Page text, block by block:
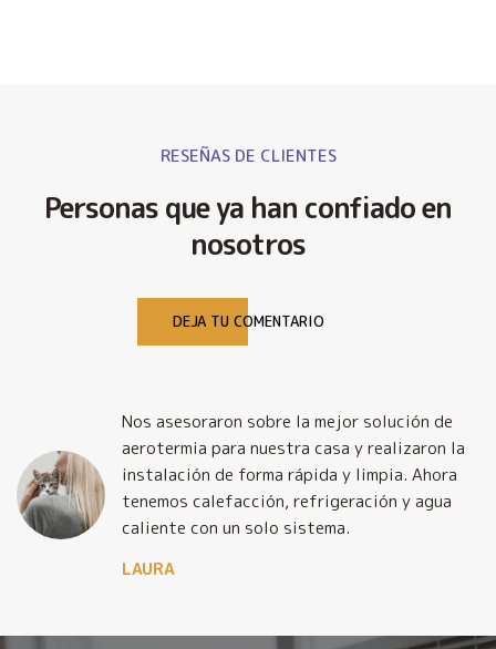
RESEÑAS DE CLIENTES
Personas que ya han confiado en
nosotros
DEJA TU COMENTARIO
Nos asesoraron sobre la mejor solución de
aerotermia para nuestra casa y realizaron la
instalación de forma rápida y limpia. Ahora
tenemos calefacción, refrigeración y agua
caliente con un solo sistema.
LAURA